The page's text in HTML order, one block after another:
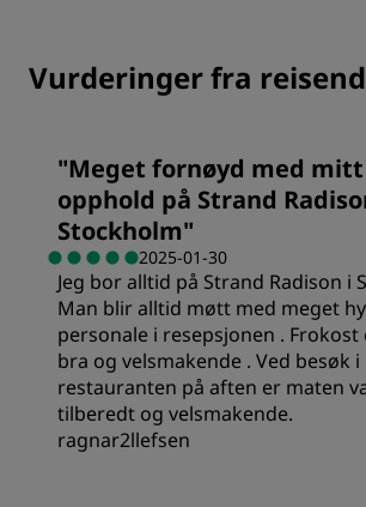
Vurderinger fra
"Meget fornøyd med mitt
opphold på Strand
Stockholm"
2025-01-30
Jeg bor alltid på Strand Radison i
Man blir alltid møtt med meget
personale i resepsjonen .
bra og velsmakende . Ved besøk i
restauranten på aften er maten
tilberedt og velsmakende.
ragnar2llefsen